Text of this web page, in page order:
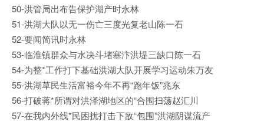
50-洪管局出布告保护湖产时永林
51-洪湖大队以无一伤亡三度光复老山陈一石
52-要闻简讯时永林
53-临淮镇群众与水决斗堵塞汴洪堤三缺口陈一石
54-为整*工作打下基础洪湖大队开展学习运动朱万友
55-洪湖草民生活富裕今年不再“跑年饭”兆东
56-打破蒋*所谓对洪泽湖地区的“合围扫荡赵汇川
57-在我内外线*民困扰打击下敌“包围”洪湖阴谋流产